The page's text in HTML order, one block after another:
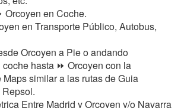
Orcoyen en Coche.
en Transporte Público, Autobus,
Orcoyen a Pie o andando
hasta ⏩ Orcoyen con la
similar a las rutas de Guia
Entre Madrid y Orcoyen y/o Navarra